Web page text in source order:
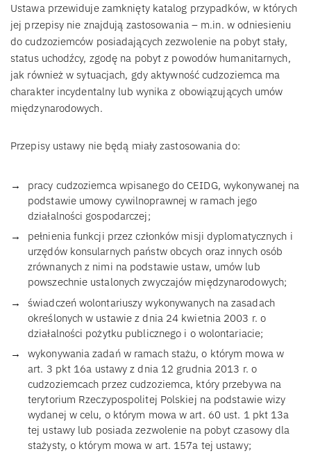
Ustawa przewiduje zamknięty katalog przypadków, w których
jej przepisy nie znajdują zastosowania – m.in. w odniesieniu
do cudzoziemców posiadających zezwolenie na pobyt stały,
status uchodźcy, zgodę na pobyt z powodów humanitarnych,
jak również w sytuacjach, gdy aktywność cudzoziemca ma
charakter incydentalny lub wynika z obowiązujących umów
międzynarodowych.
Przepisy ustawy nie będą miały zastosowania do:
pracy cudzoziemca wpisanego do CEIDG, wykonywanej na
podstawie umowy cywilnoprawnej w ramach jego
działalności gospodarczej;
pełnienia funkcji przez członków misji dyplomatycznych i
urzędów konsularnych państw obcych oraz innych osób
zrównanych z nimi na podstawie ustaw, umów lub
powszechnie ustalonych zwyczajów międzynarodowych;
świadczeń wolontariuszy wykonywanych na zasadach
określonych w ustawie z dnia 24 kwietnia 2003 r. o
działalności pożytku publicznego i o wolontariacie;
wykonywania zadań w ramach stażu, o którym mowa w
art. 3 pkt 16a ustawy z dnia 12 grudnia 2013 r. o
cudzoziemcach przez cudzoziemca, który przebywa na
terytorium Rzeczypospolitej Polskiej na podstawie wizy
wydanej w celu, o którym mowa w art. 60 ust. 1 pkt 13a
tej ustawy lub posiada zezwolenie na pobyt czasowy dla
stażysty, o którym mowa w art. 157a tej ustawy;